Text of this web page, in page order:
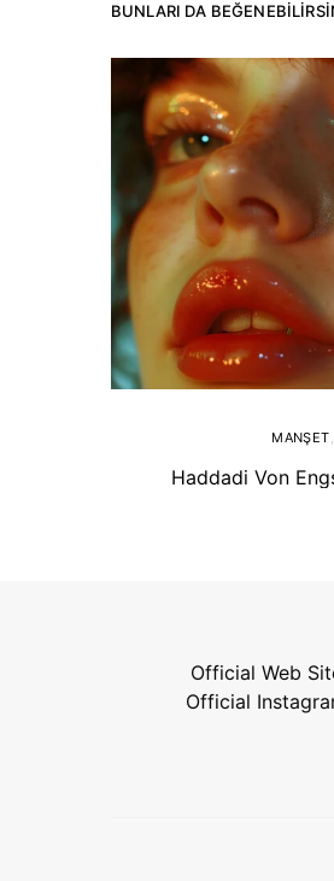
BUNLARI DA
MANŞET
Haddadi Von
Official Web
Official